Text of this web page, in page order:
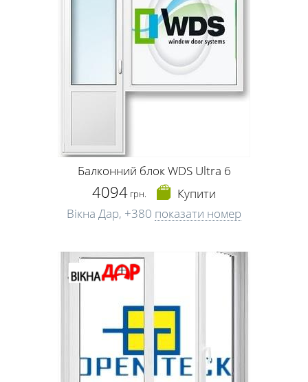
Балконний блок WDS Ultra 6
4094 грн.
Купити
Вікна Дар, +380 показати номер